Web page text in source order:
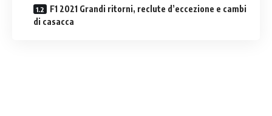
F1 2021 Grandi ritorni, reclute d’eccezione e cambi
di casacca